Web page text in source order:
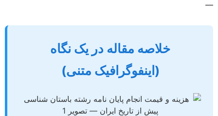
—
خلاصه مقاله در یک نگاه
(اینفوگرافیک متنی)